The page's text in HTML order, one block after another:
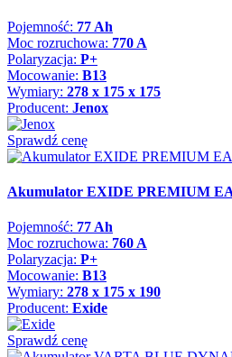
Pojemność: 77 Ah
Moc rozruchowa: 770 A
Polaryzacja: P+
Mocowanie: B13
Wymiary: 278 x 175 x 175
Producent: Jenox
Sprawdź cenę
Akumulator EXIDE PREMIUM
Pojemność: 77 Ah
Moc rozruchowa: 760 A
Polaryzacja: P+
Mocowanie: B13
Wymiary: 278 x 175 x 190
Producent: Exide
Sprawdź cenę